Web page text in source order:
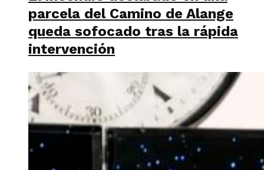
parcela del Camino de Alange
queda sofocado tras la rápida
intervención